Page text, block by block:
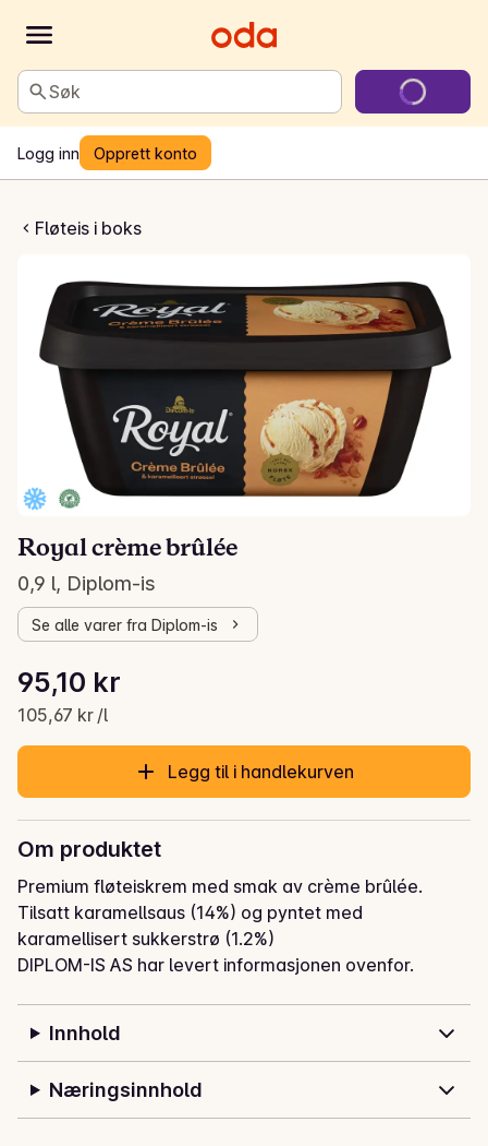
Søk
Logg inn Opprett konto
Fløteis i boks
brûlée
Royal crème brûlée
0,9 l, Diplom-is
Se alle varer fra Diplom-is
Gjeldende pris er: 95,10 kr
95,10 kr
105,67 kr /l
Stykkpris: 105,67 kr /l
Legg til i handlekurven
Om produktet
Premium fløteiskrem med smak av crème brûlée.
Tilsatt karamellsaus (14%) og pyntet med
karamellisert sukkerstrø (1.2%)
DIPLOM-IS AS har levert informasjonen ovenfor.
Innhold
Næringsinnhold